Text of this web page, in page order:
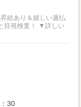
給あり＆嬉しい週払
査！ ▼詳しい
30